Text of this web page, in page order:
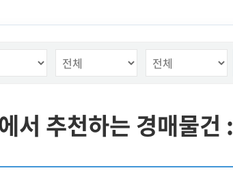
서 추천하는 경매물건 :